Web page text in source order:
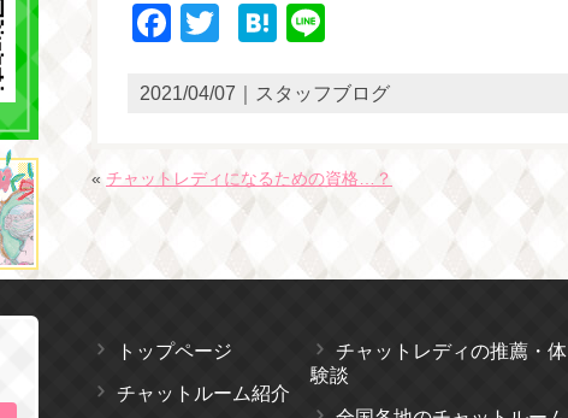
Facebook
TwitterHatena
2021/04/07｜スタッフブログ
« チャットレディになるための資格…？
トップページ
チャットルーム紹介
チャットレディの推薦・体
験談